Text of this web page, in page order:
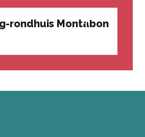
rondhuis Montabon